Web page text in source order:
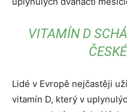
VITAMÍN D
Lidé v Evropě nejčastěji
vitamín D, který v